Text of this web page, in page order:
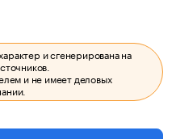
и сгенерирована на
и не имеет деловых